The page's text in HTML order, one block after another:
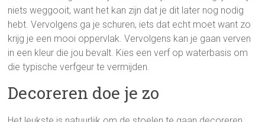
niets weggooit, want het kan zijn dat je dit later nog nodig
hebt. Vervolgens ga je schuren, iets dat echt moet want zo
krijg je een mooi oppervlak. Vervolgens kan je gaan verven
in een kleur die jou bevalt. Kies een verf op waterbasis om
die typische verfgeur te vermijden.
Decoreren doe je zo